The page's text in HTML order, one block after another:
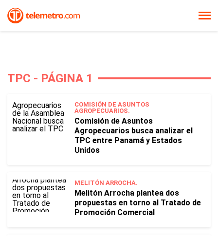
TPC - PÁGINA 1
COMISIÓN DE ASUNTOS
AGROPECUARIOS.
Comisión de Asuntos
Agropecuarios busca analizar el
TPC entre Panamá y Estados
Unidos
MELITÓN ARROCHA.
Melitón Arrocha plantea dos
propuestas en torno al Tratado de
Promoción Comercial